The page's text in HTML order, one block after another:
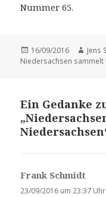
Nummer 65.
Veröffentlicht
am
16/09/2016 Autor
Jens
Niedersachsen
Ein Gedanke
Frank Schmidt
a
23/09/2016 um 23:37 Uhr